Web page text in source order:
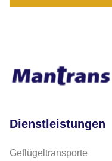
Dienstleistungen
Geflügeltransporte